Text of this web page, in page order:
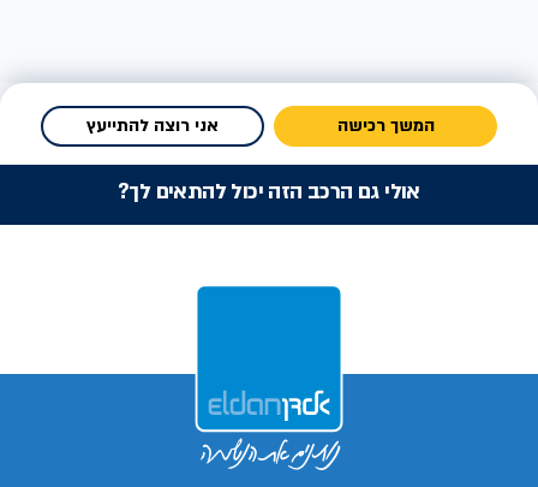
המשך רכישה אני רוצה להתייעץ
אולי גם הרכב הזה יכול להתאים לך?